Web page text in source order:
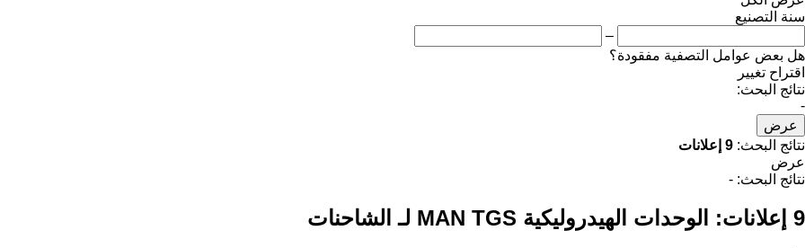
سنة التصنيع
–
هل بعض عوامل التصفية مفقودة؟
اقتراح تغيير
نتائج البحث:
-
عرض
نتائج البحث: 9 إعلانات
عرض
نتائج البحث: -
9 إعلانات: الوحدات الهيدروليكية MAN TGS لـ الشاحنات